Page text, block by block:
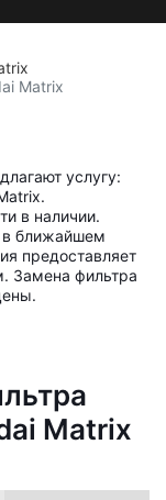
Matrix
услугу:
в наличии.
в ближайшем
предоставляет
Замена фильтра
Matrix